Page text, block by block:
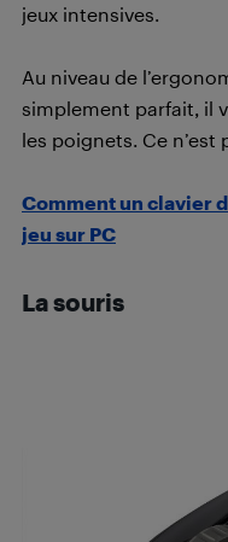
jeux intensives.
Au niveau de
simplement parfait, il
les poignets. Ce
Comment un clavier
jeu sur PC
La souris